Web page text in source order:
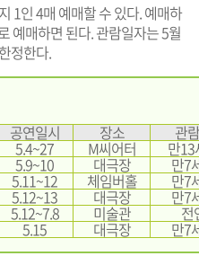
1인 4매 예매할 수 있다. 예매하
예매하면 된다. 관람일자는 5월
정한다.
공연일시 장소 관
5.4~27 M씨어터 만13
5.9~10 대극장 만7
5.11~12 체임버홀 만7
5.12~13 대극장 만7
5.12~7.8 미술관 전
5.15 대극장 만7